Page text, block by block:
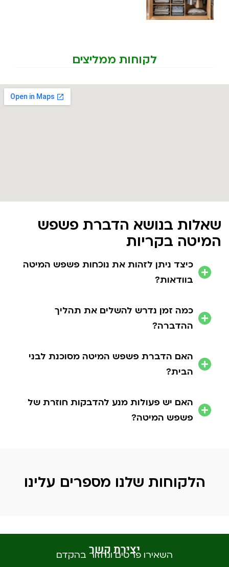
לקוחות ממליצים
שאלות בנושא הדברת פשפש
המיטה בקריות
כיצד ניתן לזהות את נוכחות פשפש המיטה
בוודאות?
כמה זמן נדרש להשלים את תהליך
ההדברה?
האם הדברת פשפש המיטה מסוכנת לבני
הבית?
האם יש פעולות מנע להדבקות חוזרת של
פשפש המיטה?
הלקוחות שלנו מספרים עלינו
יצירת קשר
השאירו פרטים ונחזור בהקדם